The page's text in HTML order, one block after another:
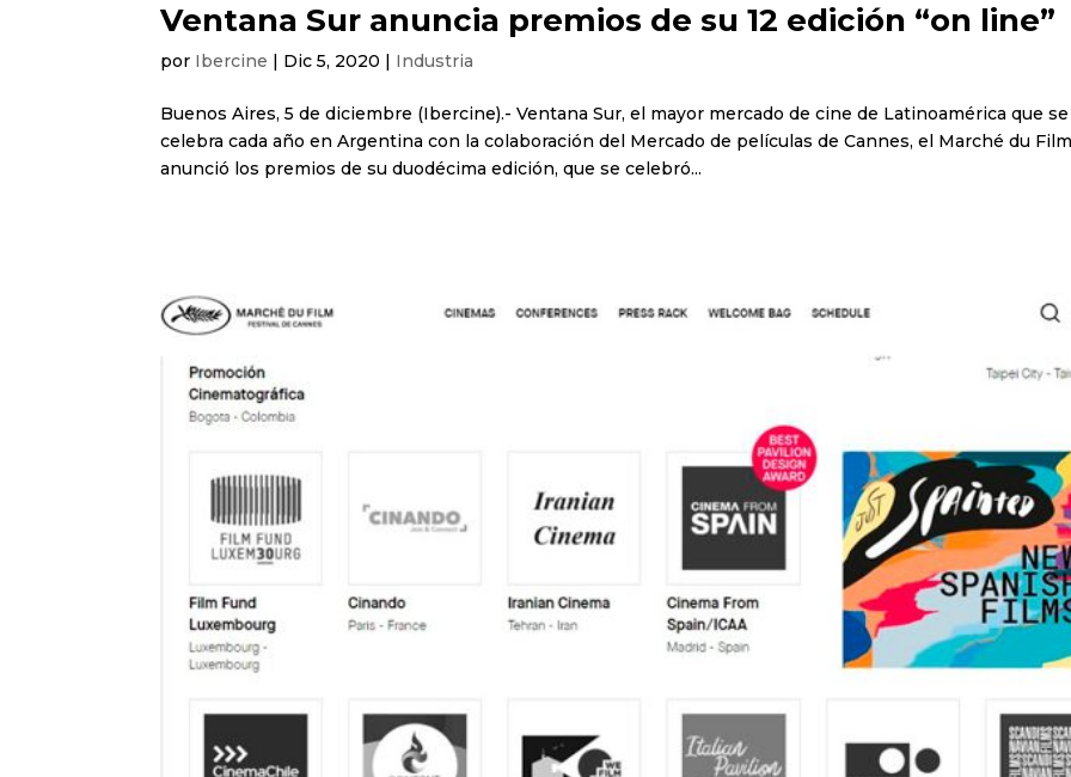
Ventana Sur anuncia premios de su 12 edición “on line”
por Ibercine | Dic 5, 2020 | Industria
Buenos Aires, 5 de diciembre (Ibercine).- Ventana Sur, el mayor mercado de cine de Latinoamérica que se
celebra cada año en Argentina con la colaboración del Mercado de películas de Cannes, el Marché du
anunció los premios de su duodécima edición, que se celebró...